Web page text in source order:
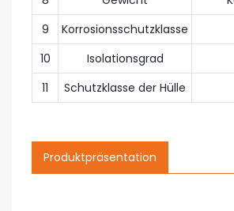
9
Korrosionsschutzklasse
10
Isolationsgrad
11
Schutzklasse der Hülle
Produktpräsentation